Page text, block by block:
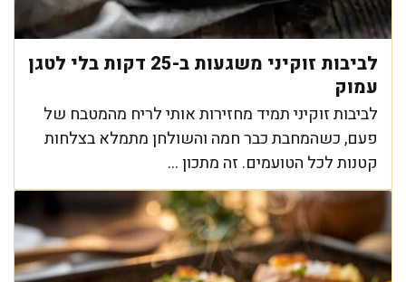
לביבות זוקיני משגעות ב-25 דקות בלי לטגן
עמוק
לביבות זוקיני תמיד מחזירות אותי לריח מהמטבח של
פעם, כשהמחבת כבר חמה והשולחן מתמלא בצלחות
קטנות לכל הטועמים. זה מתכון ...